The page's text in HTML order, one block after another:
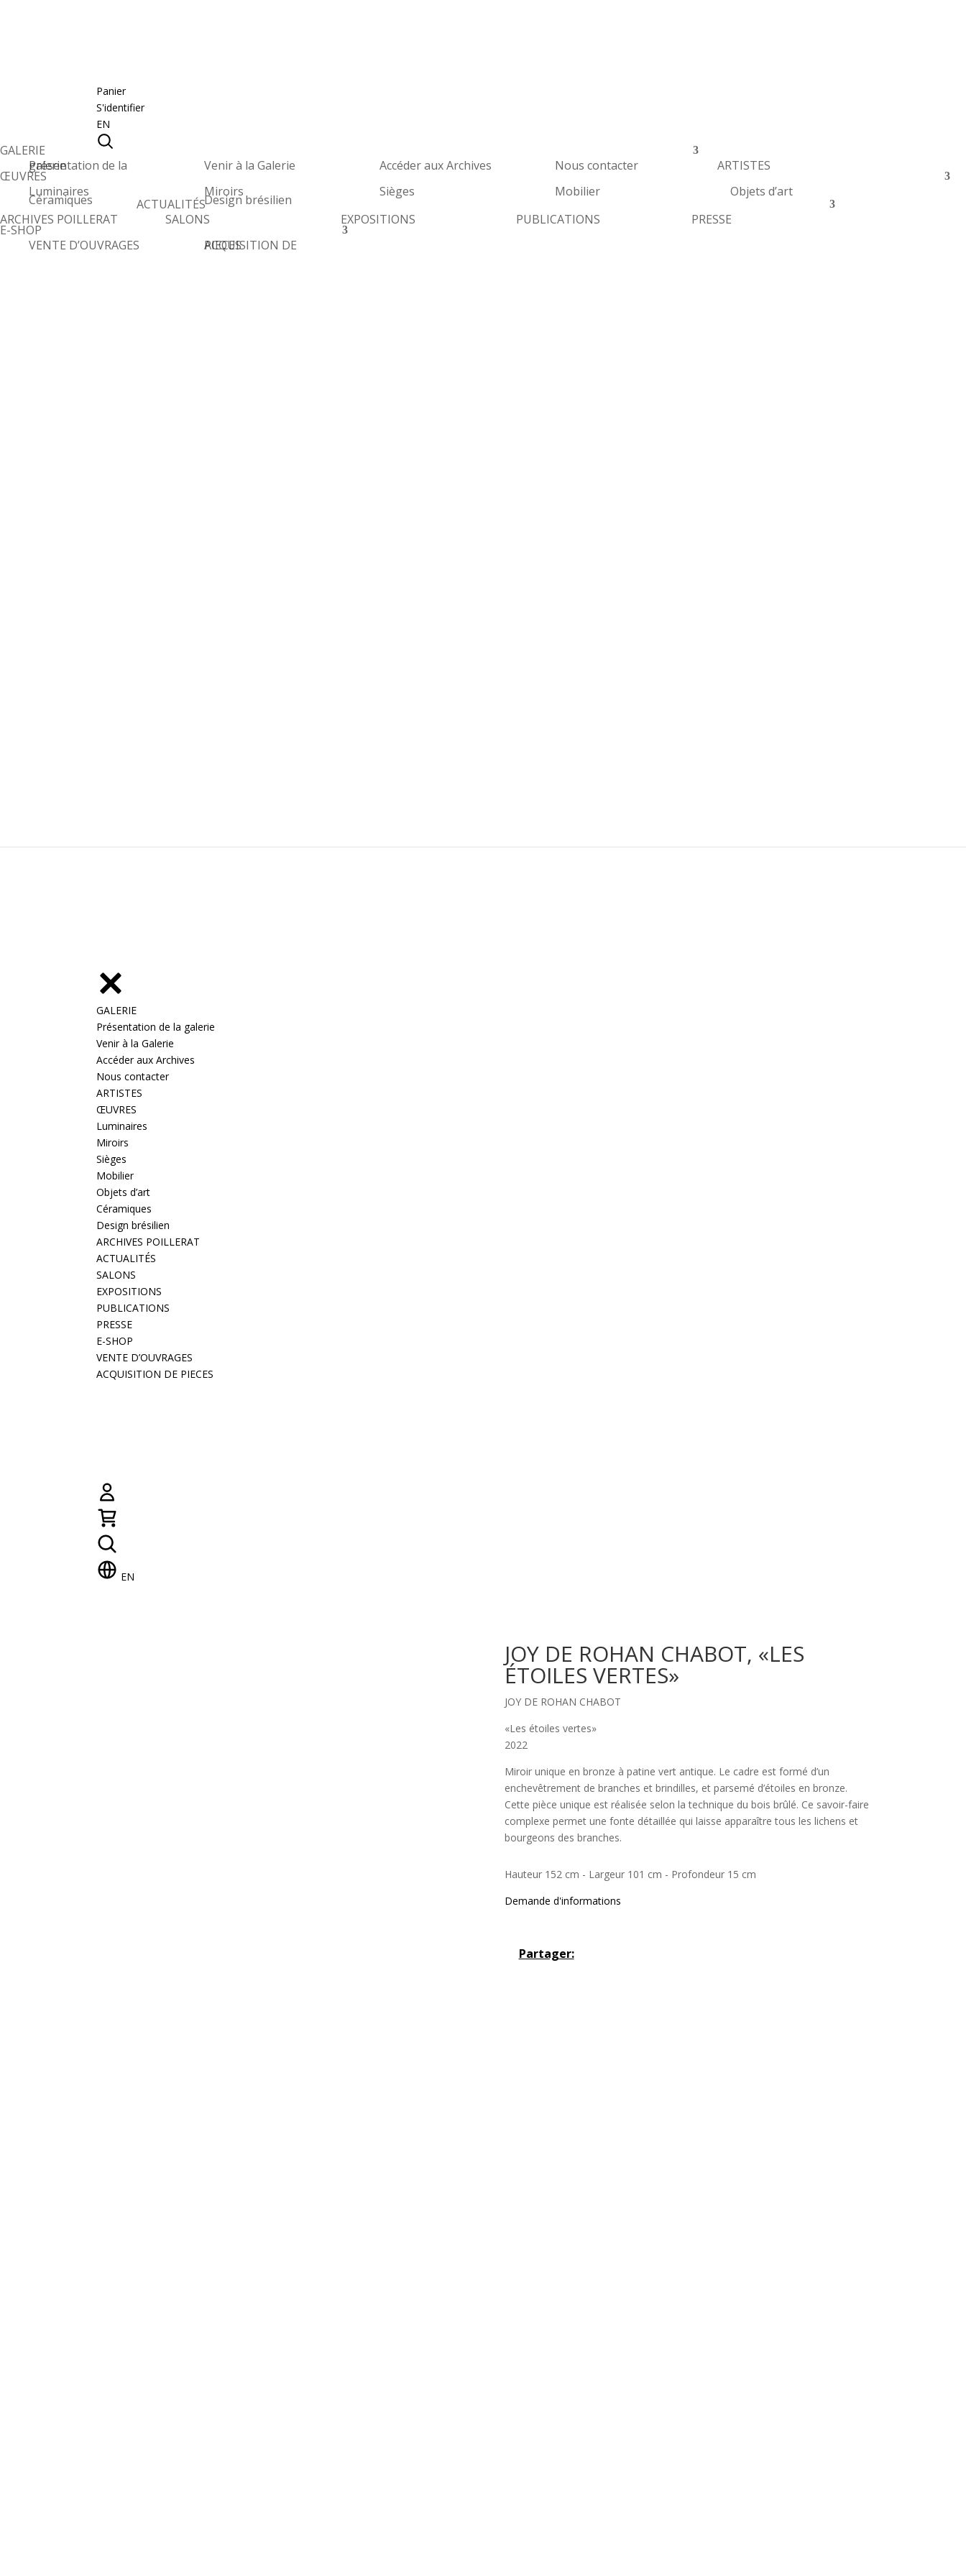
Panier
S'identifier
EN
GALERIE
Présentation de la galerie
Venir à la Galerie Accéder aux Archives Nous contacter ARTISTES
ŒUVRES
Luminaires
Miroirs Sièges Mobilier Objets d’art
Céramiques
Design brésilien
ARCHIVES POILLERAT
ACTUALITÉS
SALONS
EXPOSITIONS PUBLICATIONS PRESSE
E-SHOP
VENTE D’OUVRAGES
ACQUISITION DE PIECES
GALERIE
Présentation de la galerie
Venir à la Galerie
Accéder aux Archives
Nous contacter
ARTISTES
ŒUVRES
Luminaires
Miroirs
Sièges
Mobilier
Objets d’art
Céramiques
Design brésilien
ARCHIVES POILLERAT
ACTUALITÉS
SALONS
EXPOSITIONS
PUBLICATIONS
PRESSE
E-SHOP
VENTE D’OUVRAGES
ACQUISITION DE PIECES
EN
JOY DE ROHAN CHABOT, «LES
ÉTOILES VERTES»
JOY DE ROHAN CHABOT
«Les étoiles vertes»
2022
Miroir unique en bronze à patine vert antique. Le cadre est formé d’un
enchevêtrement de branches et brindilles, et parsemé d’étoiles en bronze.
Cette pièce unique est réalisée selon la technique du bois brûlé. Ce savoir-faire
complexe permet une fonte détaillée qui laisse apparaître tous les lichens et
bourgeons des branches.
Hauteur 152 cm - Largeur 101 cm - Profondeur 15 cm
Demande d'informations
Partager: